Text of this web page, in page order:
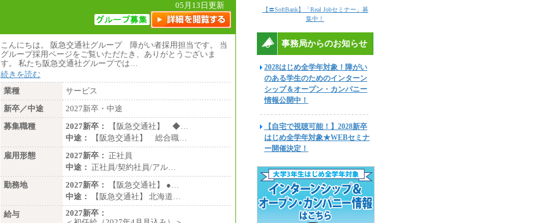
05月13日更新
こんにちは。 阪急交通社グループ 障がい者採用担当です。 当
グループ採用ページをご覧いただたき、ありがとうございま
す。 私たち阪急交通社グループでは…
続きを読む
業種
サービス
新卒／中途
2027新卒・中途
募集職種
2027新卒：
【阪急交通社】 ◆…
中途：
【阪急交通社】 総合職…
雇用形態
2027新卒： 正社員
中途： 正社員/契約社員/アル…
勤務地
2027新卒：
【阪急交通社】 ●…
中途：
【阪急交通社】 北海道…
給与
2027新卒：
【〓SoftBank】「Real Jobセミナー」募
集中！
事務局からのお知らせ
2028はじめ全学年対象！障がい
のある学生のためのインターン
シップ＆オープン・カンパニー
情報公開中！
【自宅で視聴可能！】2028新卒
はじめ全学年対象★WEBセミナ
ー開催決定！